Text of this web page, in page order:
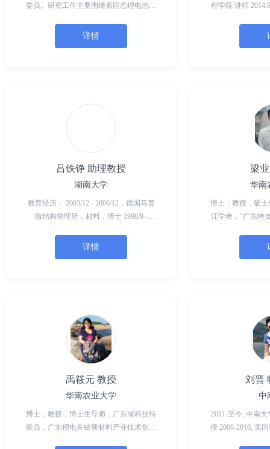
委员。研究工作主要围绕着固态锂电池、
键材料及其器件进行。至今为止，已在
Advanced Materials, Energy S
详情
程学院 讲师 2014.9-2018.12 厦门大学
青岛海信宽带
吕铁铮 助理教授
湖南大学
教育经历： 2003/12 - 2006/12，德国马普
微结构物理所，材料，博士 1998/9 -
1994/9 - 1998/7，北京大学，
详情
梁
华南
博士，教授，硕
江学者，“广东特
大学高层次人才
高分子及炭材料
禹筱元 教授
华南农业大学
博士，教授，博士生导师，广东省科技特
派员，广东锂电关键新材料产业技术创新
刘晋
中
2011-至今, 中南
授 2008-2010, 美